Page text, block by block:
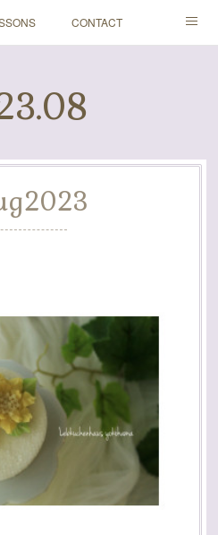
CONTACT
.08
2023